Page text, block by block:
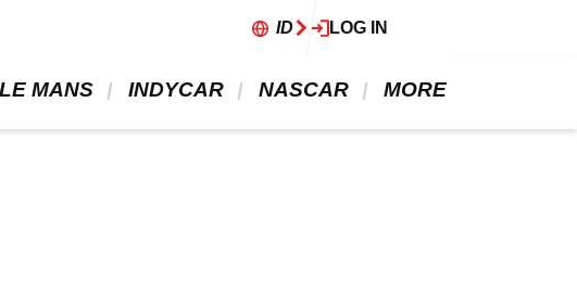
ID LOG IN
LE MANS INDYCAR NASCAR MORE